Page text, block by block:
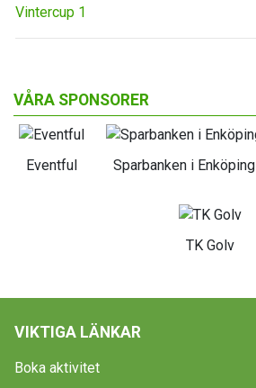
Vintercup 1
VÅRA SPONSORER
Eventful Sparbanken i Enköping
TK Golv
VIKTIGA LÄNKAR
Boka aktivitet